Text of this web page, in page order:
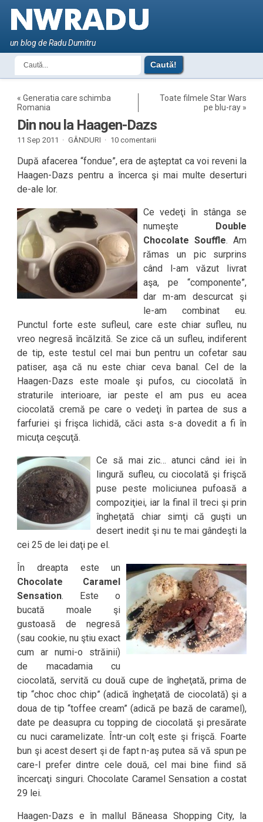
un blog de Radu Dumitru
«Generatia care schimba
Romania
Toate filmele Star Wars
pe blu-ray »
Din nou la Haagen-Dazs
11 Sep 2011 · GÂNDURI · 10 comentarii
După afacerea “fondue”, era de aşteptat ca voi reveni la
Haagen-Dazs pentru a încerca şi mai multe deserturi
de-ale lor.
Ce vedeţi în stânga se
numeşte Double
Chocolate Souffle. Am
rămas un pic surprins
când l-am văzut livrat
aşa, pe “componente”,
dar m-am descurcat şi
le-am combinat eu.
Punctul forte este sufleul, care este chiar sufleu, nu
vreo negresă încălzită. Se zice că un sufleu, indiferent
de tip, este testul cel mai bun pentru un cofetar sau
patiser, aşa că nu este chiar ceva banal. Cel de la
Haagen-Dazs este moale şi pufos, cu ciocolată în
straturile interioare, iar peste el am pus eu acea
ciocolată cremă pe care o vedeţi în partea de sus a
farfuriei şi frişca lichidă, căci asta s-a dovedit a fi în
micuţa ceşcuţă.
Ce să mai zic… atunci când iei în
lingură sufleu, cu ciocolată şi frişcă
puse peste moliciunea pufoasă a
compoziţiei, iar la final îl treci şi prin
îngheţată chiar simţi că guşti un
desert inedit şi nu te mai gândeşti la
cei 25 de lei daţi pe el.
În dreapta este un
Chocolate Caramel
Sensation. Este o
bucată moale şi
gustoasă de negresă
(sau cookie, nu ştiu exact
cum ar numi-o străinii)
de macadamia cu
ciocolată, servită cu două cupe de îngheţată, prima de
tip “choc choc chip” (adică îngheţată de ciocolată) şi a
doua de tip “toffee cream” (adică pe bază de caramel),
date pe deasupra cu topping de ciocolată şi presărate
cu nuci caramelizate. Într-un colţ este şi frişcă. Foarte
bun şi acest desert şi de fapt n-aş putea să vă spun pe
care-l prefer dintre cele două, cel mai bine fiind să
încercaţi singuri. Chocolate Caramel Sensation a costat
29 lei.
Haagen-Dazs e în mallul Băneasa Shopping City, la